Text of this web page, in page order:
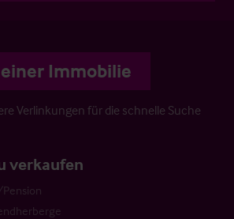
Immobilie
Verlinkungen für die schnelle Suche
verkaufen